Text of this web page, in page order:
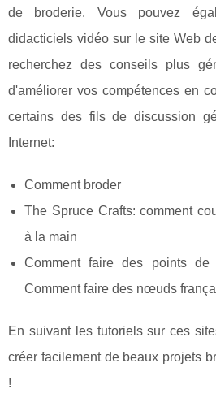
de broderie. Vous pouvez
didacticiels vidéo sur le site Web
recherchez des conseils plus
d'améliorer vos compétences en
certains des fils de discussion
Internet:
Comment broder
The Spruce Crafts: comment
à la main
Comment faire des points
Comment faire des nœuds
En suivant les tutoriels sur ces
créer facilement de beaux projets
!